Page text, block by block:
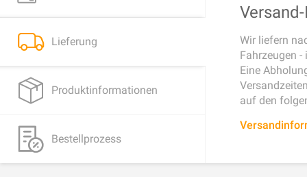
Lieferung
Produktinformationen
Bestellprozess
Wir liefern
Fahrzeugen
Eine
auf den